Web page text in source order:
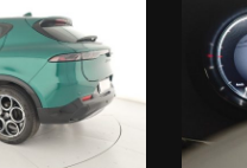
il nostro PUNTO VENDITA
si consiglia di
potrebbero non
o fuoristrada dispongono di
Garanzia Legale di